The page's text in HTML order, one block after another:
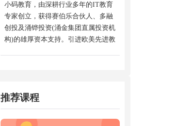
小码教育，由深耕行业多年的IT教育
专家创立，获得赛伯乐合伙人、多融
创投及涌铧投资(涌金集团直属投资机
构)的雄厚资本支持。引进欧美先进教
推荐课程